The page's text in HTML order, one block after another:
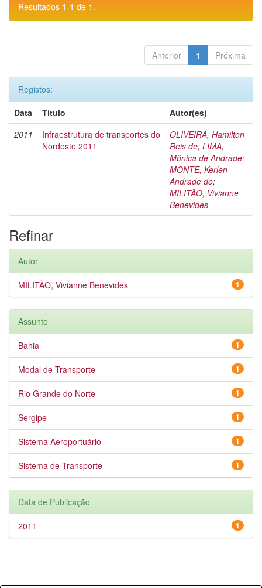
Resultados 1-1 de 1.
Anterior 1 Próxima
Registos:
Data
Título
Autor(es)
2011
Infraestrutura de transportes do
Nordeste 2011
OLIVEIRA, Hamilton
Reis de; LIMA,
Mônica de Andrade;
MONTE, Kerlen
Andrade do;
MILITÃO, Vivianne
Benevides
Refinar
Autor
1
MILITÃO, Vivianne Benevides
Assunto
1
Bahia
1
Modal de Transporte
1
Rio Grande do Norte
1
Sergipe
1
Sistema Aeroportuário
1
Sistema de Transporte
Data de Publicação
1
2011